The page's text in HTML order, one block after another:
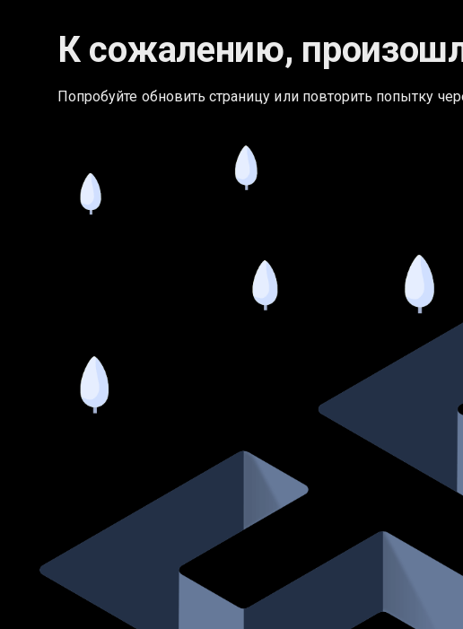
К сожалению,
Попробуйте обновить страницу или повторить попытку